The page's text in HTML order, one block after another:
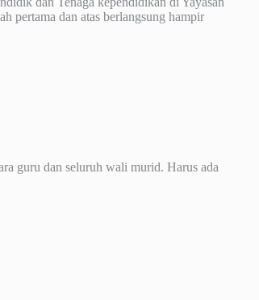
pertama dan atas berlangsung hampir
guru dan seluruh wali murid. Harus ada